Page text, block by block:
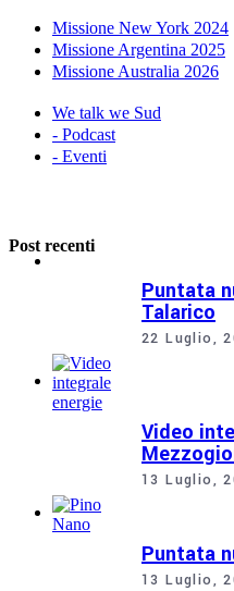
Missione New York 2024
Missione Argentina 2025
Missione Australia 2026
We talk we Sud
- Podcast
- Eventi
Post recenti
Puntata
Talarico
22 Luglio,
Video
13 Luglio,
Puntata
13 Luglio,